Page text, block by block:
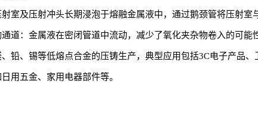
室及压射冲头长期浸泡于熔融金属液中，通过鹅颈管将压射室
道：金属液在密闭管道中流动，减少了氧化夹杂物卷入的可能
铅、锡等低熔点合金的压铸生产，典型应用包括3C电子产品
用五金、家用电器部件等。